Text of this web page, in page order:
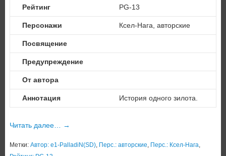
Рейтинг PG-13
Персонажи Ксел-Нага, авторские
Посвящение
Предупреждение
От автора
Аннотация История одного зилота.
Читать далее… →
Метки: Автор: e1-PalladiN(SD), Перс.: авторские, Перс.: Ксел-Нага,